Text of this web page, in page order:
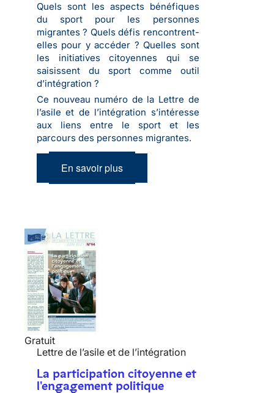
Quels sont les aspects bénéfiques
du sport pour les personnes
migrantes ? Quels défis rencontrent-
elles pour y accéder ? Quelles sont
les initiatives citoyennes qui se
saisissent du sport comme outil
d’intégration ?
Ce nouveau numéro de la Lettre de
l’asile et de l’intégration s’intéresse
aux liens entre le sport et les
parcours des personnes migrantes.
En savoir plus
Gratuit
Lettre de l’asile et de l’intégration
La participation citoyenne et
l'engagement politique